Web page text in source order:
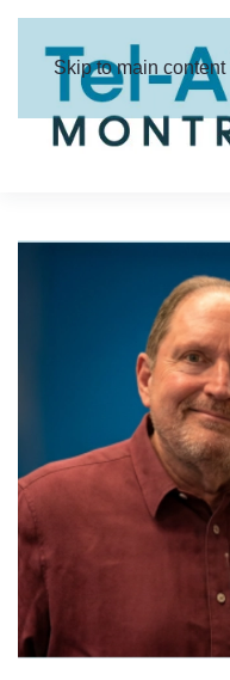
Panneau de gestion des
Skip to main content